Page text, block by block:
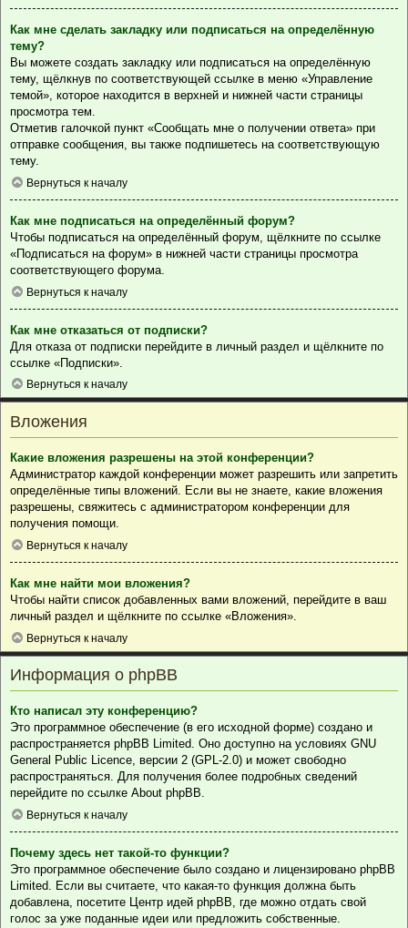
Как мне сделать закладку или подписаться на определённую
тему?
Вы можете создать закладку или подписаться на определённую
тему, щёлкнув по соответствующей ссылке в меню «Управление
темой», которое находится в верхней и нижней части страницы
просмотра тем.
Отметив галочкой пункт «Сообщать мне о получении ответа» при
отправке сообщения, вы также подпишетесь на соответствующую
тему.
Вернуться к началу
Как мне подписаться на определённый форум?
Чтобы подписаться на определённый форум, щёлкните по ссылке
«Подписаться на форум» в нижней части страницы просмотра
соответствующего форума.
Вернуться к началу
Как мне отказаться от подписки?
Для отказа от подписки перейдите в личный раздел и щёлкните по
ссылке «Подписки».
Вернуться к началу
Вложения
Какие вложения разрешены на этой конференции?
Администратор каждой конференции может разрешить или запретить
определённые типы вложений. Если вы не знаете, какие вложения
разрешены, свяжитесь с администратором конференции для
получения помощи.
Вернуться к началу
Как мне найти мои вложения?
Чтобы найти список добавленных вами вложений, перейдите в ваш
личный раздел и щёлкните по ссылке «Вложения».
Вернуться к началу
Информация о phpBB
Кто написал эту конференцию?
Это программное обеспечение (в его исходной форме) создано и
распространяется phpBB Limited. Оно доступно на условиях GNU
General Public Licence, версии 2 (GPL-2.0) и может свободно
распространяться. Для получения более подробных сведений
перейдите по ссылке About phpBB.
Вернуться к началу
Почему здесь нет такой-то функции?
Это программное обеспечение было создано и лицензировано phpBB
Limited. Если вы считаете, что какая-то функция должна быть
добавлена, посетите Центр идей phpBB, где можно отдать свой
голос за уже поданные идеи или предложить собственные.